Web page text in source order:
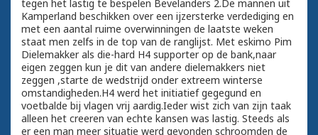
tegen het lastig te bespelen Bevelanders 2.De mannen uit
Kamperland beschikken over een ijzersterke verdediging en
met een aantal ruime overwinningen de laatste weken
staat men zelfs in de top van de ranglijst. Met eskimo Pim
Dielemakker als die-hard H4 supporter op de bank,naar
eigen zeggen kun je dit van andere dielemakkers niet
zeggen ,starte de wedstrijd onder extreem winterse
omstandigheden.H4 werd het initiatief gegegund en
voetbalde bij vlagen vrij aardig.Ieder wist zich van zijn taak
alleen het creeren van echte kansen was lastig. Steeds als
er een man meer situatie werd gevonden schroomden de